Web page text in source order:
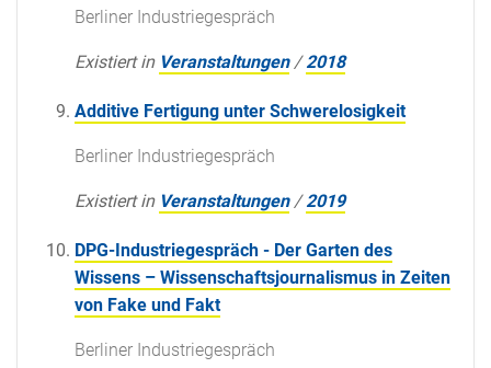
Berliner Industriegespräch
Existiert in Veranstaltungen /2018
Additive Fertigung unter Schwerelosigkeit
Berliner Industriegespräch
Existiert in Veranstaltungen /2019
DPG-Industriegespräch - Der Garten des
Wissens – Wissenschaftsjournalismus in Zeiten
von Fake und Fakt
Berliner Industriegespräch